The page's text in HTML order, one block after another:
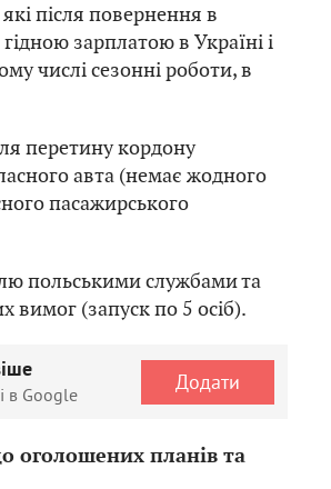
після повернення в
зарплатою в Україні і
числі сезонні роботи, в
перетину кордону
авта (немає жодного
пасажирського
польськими службами та
вимог (запуск по 5 осіб).
в Google Додати
оголошених планів та